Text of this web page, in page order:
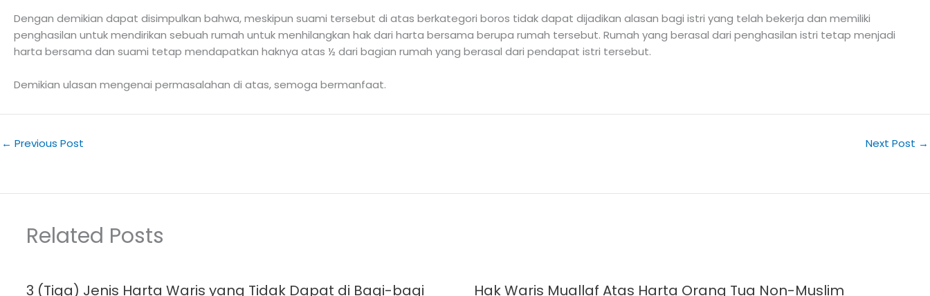
Dengan demikian dapat disimpulkan bahwa, meskipun suami tersebut di atas berkategori boros tidak dapat dijadikan alasan bagi istri yang telah bekerja dan memiliki
penghasilan untuk mendirikan sebuah rumah untuk menhilangkan hak dari harta bersama berupa rumah tersebut. Rumah yang berasal dari penghasilan istri tetap menjadi
harta bersama dan suami tetap mendapatkan haknya atas ½ dari bagian rumah yang berasal dari pendapat istri tersebut.
Demikian ulasan mengenai permasalahan di atas, semoga bermanfaat.
← Previous Post Next Post →
Related Posts
3 (Tiga) Jenis Harta Waris yang Tidak Dapat di Bagi-bagi Hak Waris Muallaf Atas Harta Orang Tua Non-Muslim